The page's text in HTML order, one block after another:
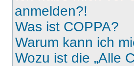
anmelden?!
Was ist COPPA?
Warum kann ich
Wozu ist die „Alle